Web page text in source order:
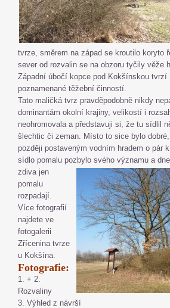
tvrze, směrem na západ se kroutilo koryto
sever od rozvalin se na obzoru tyčily věže
Západní úbočí kopce pod Kokšínskou tvrzí
poznamenané těžební činností.
Tato maličká tvrz pravděpodobně nikdy
dominantám okolní krajiny, velikostí i
neohromovala a představuji si, že tu sídlil
šlechtic či zeman. Místo to sice bylo
později postaveným vodním hradem o pár
sídlo pomalu pozbylo svého významu a
zdiva jen
pomalu
rozpadají.
Více fotografií
najdete ve
fotogalerii
Zřícenina tvrze
u Kokšína.
Fotografie:
1. + 2.
Rozvaliny
3. Výhled z návrší